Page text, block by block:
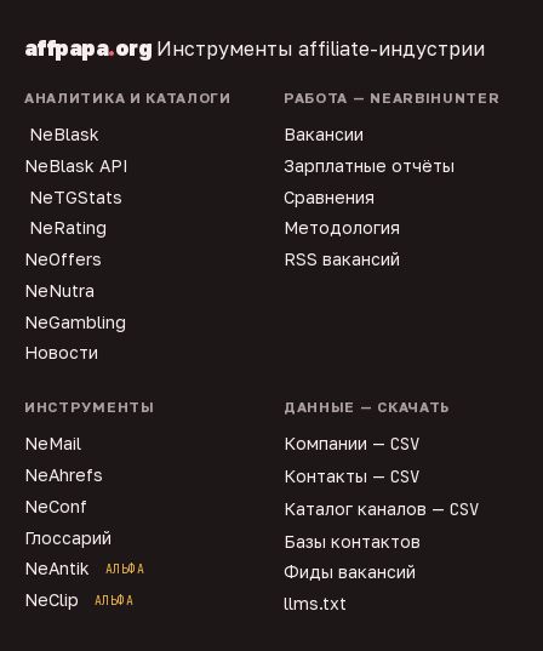
affpapa.org Инструменты affiliate-индустрии
АНАЛИТИКА И КАТАЛОГИ
NeBlask
NeBlask API
NeTGStats
NeRating
NeOffers
NeNutra
NeGambling
Новости
РАБОТА — NEARBIHUNTER
Вакансии
Зарплатные отчёты
Сравнения
Методология
RSS вакансий
ИНСТРУМЕНТЫ
NeMail
NeAhrefs
NeConf
Глоссарий
NeAntik
АЛЬФА
NeClip АЛЬФА
ДАННЫЕ — СКАЧАТЬ
Компании — CSV
Контакты — CSV
Каталог каналов — CSV
Базы контактов
Фиды вакансий
llms.txt